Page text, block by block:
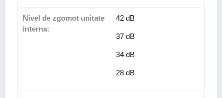
Nivel de zgomot unitate
interna:
42 dB
37 dB
34 dB
28 dB